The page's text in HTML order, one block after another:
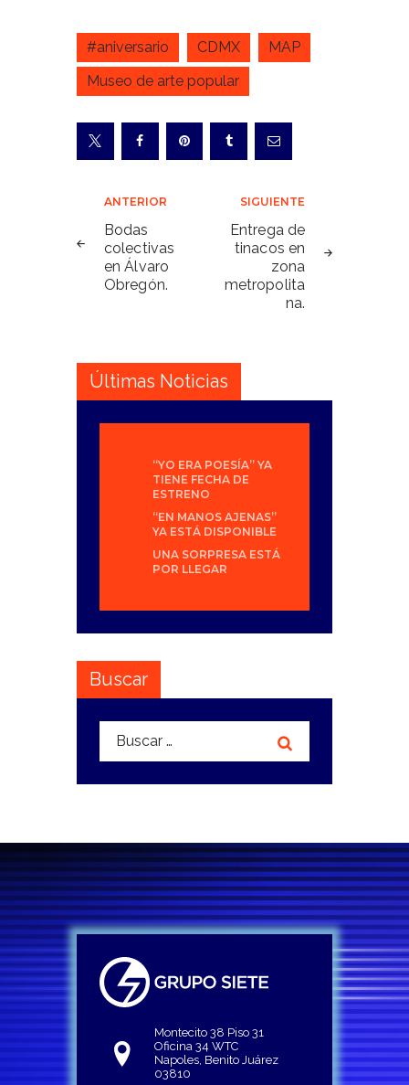
#aniversario CDMX
MAP
Museo de arte popular
Navegación
de
entradas
ANTERIOR
Bodas
colectivas
en Álvaro
Obregón.
SIGUIENTE
Entrega de
tinacos en
zona
metropolita
na.
Últimas Noticias
“YO ERA POESÍA” YA
TIENE FECHA DE
ESTRENO
“EN MANOS AJENAS”
YA ESTÁ DISPONIBLE
UNA SORPRESA ESTÁ
POR LLEGAR
Buscar
Buscar:
Montecito 38 Piso 31
Oficina 34 WTC
Napoles, Benito Juárez
03810